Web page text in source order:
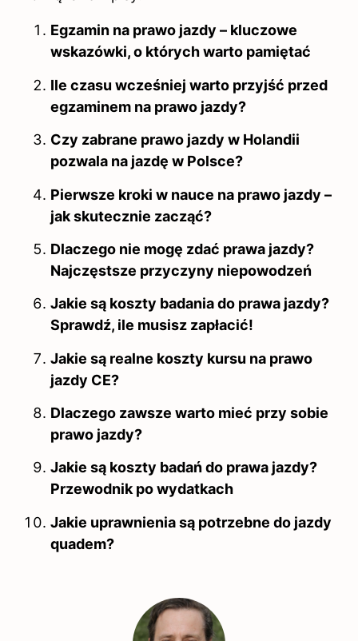
Egzamin na prawo jazdy – kluczowe
wskazówki, o których warto pamiętać
Ile czasu wcześniej warto przyjść przed
egzaminem na prawo jazdy?
Czy zabrane prawo jazdy w Holandii
pozwala na jazdę w Polsce?
Pierwsze kroki w nauce na prawo jazdy –
jak skutecznie zacząć?
Dlaczego nie mogę zdać prawa jazdy?
Najczęstsze przyczyny niepowodzeń
Jakie są koszty badania do prawa jazdy?
Sprawdź, ile musisz zapłacić!
Jakie są realne koszty kursu na prawo
jazdy CE?
Dlaczego zawsze warto mieć przy sobie
prawo jazdy?
Jakie są koszty badań do prawa jazdy?
Przewodnik po wydatkach
Jakie uprawnienia są potrzebne do jazdy
quadem?